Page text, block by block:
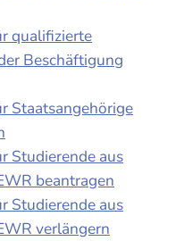
qualifizierte
Beschäftigung
Staatsangehörige
Studierende aus
beantragen
Studierende aus
verlängern